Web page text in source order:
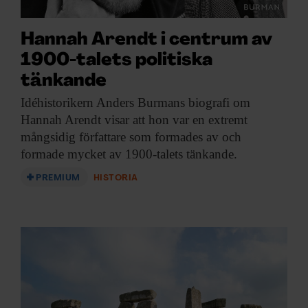
Hannah Arendt i centrum av
1900-talets politiska
tänkande
Idéhistorikern Anders Burmans biografi om
Hannah Arendt visar att hon var en extremt
mångsidig författare som formades av och
formade mycket av 1900-talets tänkande.
PREMIUM HISTORIA